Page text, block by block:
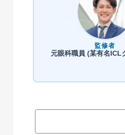
監修者
元眼科職員 (某有名ICL